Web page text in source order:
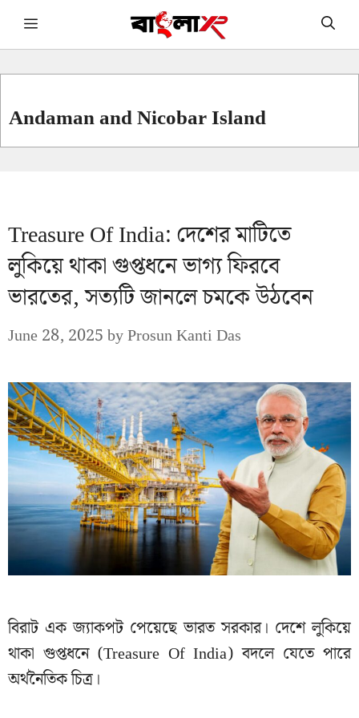
Skip Menu
Andaman and Nicobar Island
Treasure Of India: দেশের মাটিতে
লুকিয়ে থাকা গুপ্তধনে ভাগ্য ফিরবে
ভারতের, সত্যটি জানলে চমকে উঠবেন
June 28, 2025byProsun Kanti Das
বিরাট এক জ্যাকপট পেয়েছে ভারত সরকার। দেশে লুকিয়ে
থাকা গুপ্তধনে (Treasure Of India) বদলে যেতে পারে
অর্থনৈতিক চিত্র।